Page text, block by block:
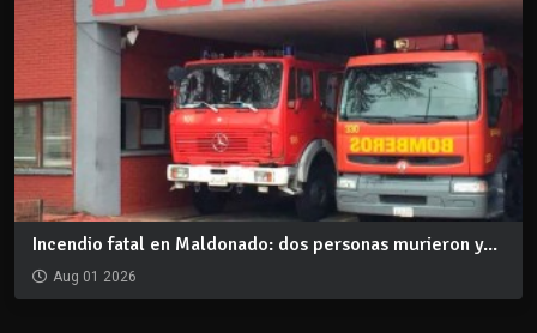
Incendio fatal en Maldonado: dos personas murieron y...
Aug 01 2026